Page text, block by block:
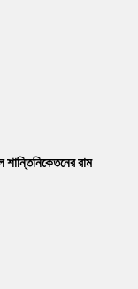
শান্তিনিকেতনের রাম